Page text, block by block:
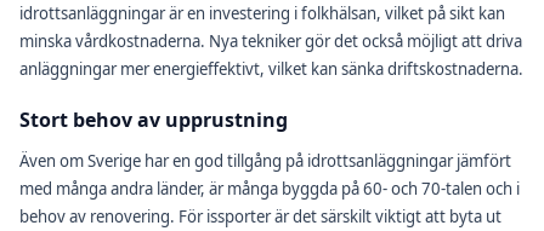
idrottsanläggningar är en investering i folkhälsan, vilket på sikt kan
minska vårdkostnaderna. Nya tekniker gör det också möjligt att driva
anläggningar mer energieffektivt, vilket kan sänka driftskostnaderna.
Stort behov av upprustning
Även om Sverige har en god tillgång på idrottsanläggningar jämfört
med många andra länder, är många byggda på 60- och 70-talen och i
behov av renovering. För issporter är det särskilt viktigt att byta ut